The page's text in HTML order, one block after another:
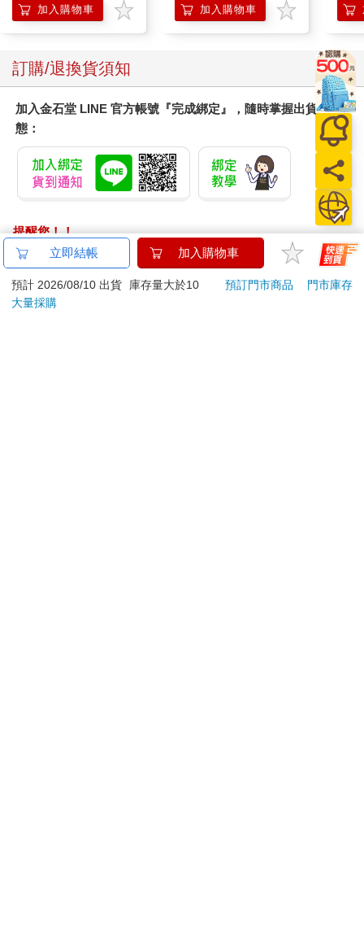
加入購物車 加入購物車
訂購/退換貨須知
加入金石堂 LINE 官方帳號『完成綁定』，隨時掌握出貨動
態：
提醒您！！
金石堂及銀行均不會請您操作ATM! 如接獲電話要求您前往
ATM提款機，請不要聽從指示，以免受騙上當！
退換貨須知：
立即結帳 加入購物車
預計 2026/08/10 出貨 庫存量大於10 預訂門市商品
門市庫存
大量採購